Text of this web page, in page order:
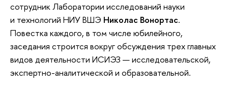
сотрудник Лаборатории исследований науки
и технологий НИУ ВШЭ Николас Вонортас.
Повестка каждого, в том числе юбилейного,
заседания строится вокруг обсуждения трех главных
видов деятельности ИСИЭЗ — исследовательской,
экспертно-аналитической и образовательной.